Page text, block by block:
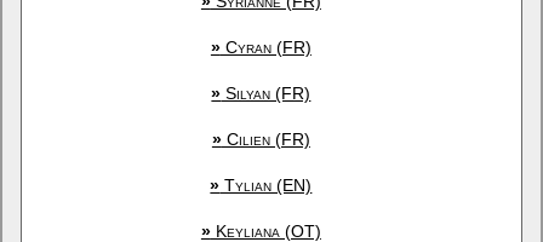
»Cyran (FR)
» Silyan (FR)
»Cilien (FR)
» Tylian (EN)
»Keyliana (OT)